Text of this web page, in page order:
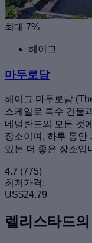
최대 7%
헤이그
마두로담
헤이그 마두로담
스케일로 특수 건물
네덜란드의 모든 것
장소이며, 하루 동안
있는 더 좋은 장소입
4.7 (775)
최저가격:
US$24.79
렐리스타드